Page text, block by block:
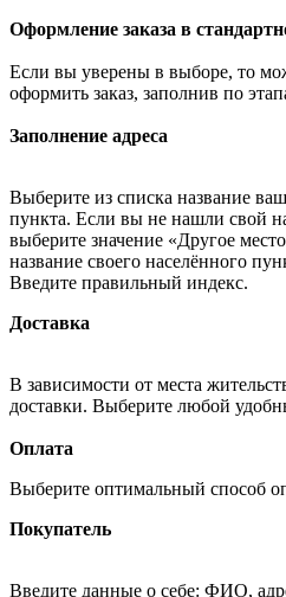
Оформление заказа в
Если вы уверены в выборе, то
оформить заказ, заполнив по
Заполнение адреса
Выберите из списка название
пункта. Если вы не нашли свой
выберите значение «Другое
название своего населённого
Введите правильный индекс.
Доставка
В зависимости от места
доставки. Выберите любой
Оплата
Выберите оптимальный способ
Покупатель
Введите данные о себе: ФИО,